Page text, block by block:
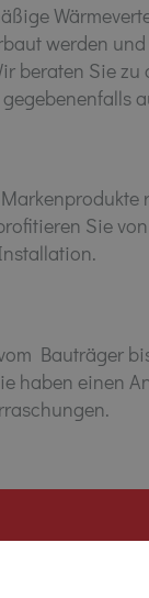
werden
beraten Sie
Sie
Bauträger
haben einen